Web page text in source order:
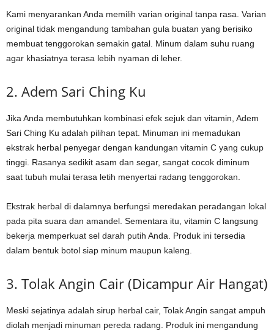
Kami menyarankan Anda memilih varian original tanpa rasa. Varian
original tidak mengandung tambahan gula buatan yang berisiko
membuat tenggorokan semakin gatal. Minum dalam suhu ruang
agar khasiatnya terasa lebih nyaman di leher.
2. Adem Sari Ching Ku
Jika Anda membutuhkan kombinasi efek sejuk dan vitamin, Adem
Sari Ching Ku adalah pilihan tepat. Minuman ini memadukan
ekstrak herbal penyegar dengan kandungan vitamin C yang cukup
tinggi. Rasanya sedikit asam dan segar, sangat cocok diminum
saat tubuh mulai terasa letih menyertai radang tenggorokan.
Ekstrak herbal di dalamnya berfungsi meredakan peradangan lokal
pada pita suara dan amandel. Sementara itu, vitamin C langsung
bekerja memperkuat sel darah putih Anda. Produk ini tersedia
dalam bentuk botol siap minum maupun kaleng.
3. Tolak Angin Cair (Dicampur Air Hangat)
Meski sejatinya adalah sirup herbal cair, Tolak Angin sangat ampuh
diolah menjadi minuman pereda radang. Produk ini mengandung